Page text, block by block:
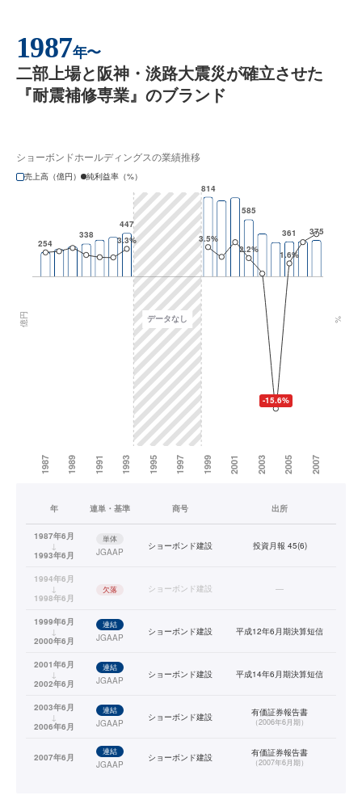
1987年〜
二部上場と阪神・淡路大震災が確立させた
『耐震補修専業』のブランド
ショーボンドホールディングスの業績推移
売上高（億円）
純利益率（%）
年 連単・基準 商号 出所
1987年6月
↓
1993年6月
単体
JGAAP
ショーボンド建設 投資月報 45(6)
1994年6月
↓
1998年6月
欠落 ショーボンド建設 —
1999年6月
↓
2000年6月
連結
JGAAP
ショーボンド建設 平成12年6月期決算短信
2001年6月
↓
2002年6月
連結
JGAAP
ショーボンド建設 平成14年6月期決算短信
2003年6月
↓
2006年6月
連結
JGAAP
ショーボンド建設 有価証券報告書
（2006年6月期）
2007年6月
連結
JGAAP
ショーボンド建設 有価証券報告書
（2007年6月期）